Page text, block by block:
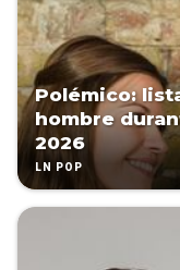
Polémico:
hombre
2026
LN POP